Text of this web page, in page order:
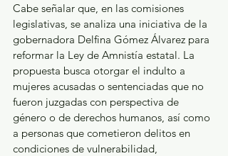
Cabe señalar que, en las comisiones
legislativas, se analiza una iniciativa de la
gobernadora Delfina Gómez Álvarez para
reformar la Ley de Amnistía estatal. La
propuesta busca otorgar el indulto a
mujeres acusadas o sentenciadas que no
fueron juzgadas con perspectiva de
género o de derechos humanos, así como
a personas que cometieron delitos en
condiciones de vulnerabilidad,